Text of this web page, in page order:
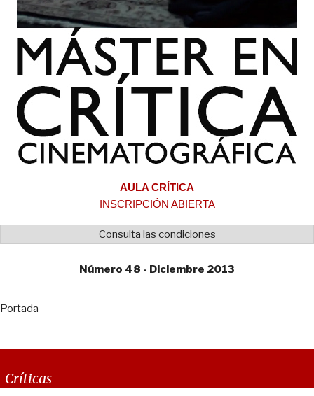
AULA CRÍTICA
INSCRIPCIÓN ABIERTA
Consulta las condiciones
Número 48 - Diciembre 2013
Portada
Críticas